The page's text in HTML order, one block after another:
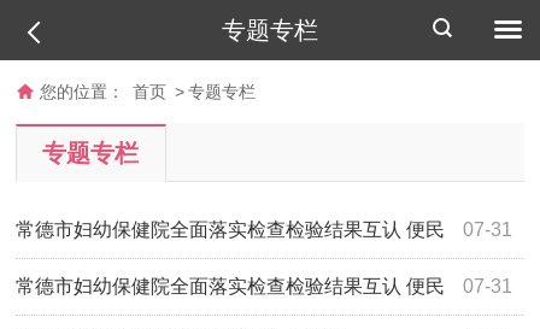
专题专栏
您的位置： 首页 > 专题专栏
专题专栏
07-31
常德市妇幼保健院全面落实检查检验结果互认 便民
惠民出实效 07-31
常德市妇幼保健院全面落实检查检验结果互认 便民